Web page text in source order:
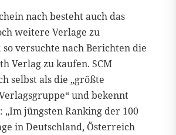
nach besteht auch das
weitere Verlage zu
versuchte nach Berichten die
Verlag zu kaufen. SCM
selbst als die „größte
und bekennt
„Im jüngsten Ranking der 100
in Deutschland, Österreich